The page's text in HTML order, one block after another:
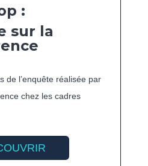
:
sur la
de l’enquête réalisée par
chez les cadres